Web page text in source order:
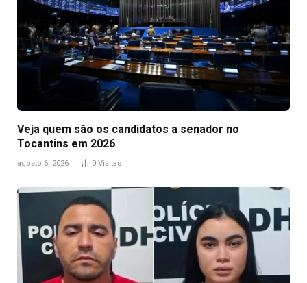
Veja quem são os candidatos a senador no
Tocantins em 2026
agosto 6, 2026 0 Visitas